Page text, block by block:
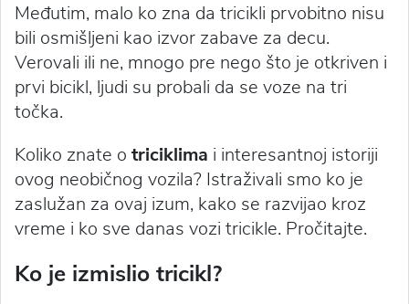
Međutim, malo ko zna da tricikli prvobitno nisu
bili osmišljeni kao izvor zabave za decu.
Verovali ili ne, mnogo pre nego što je otkriven i
prvi bicikl, ljudi su probali da se voze na tri
točka.
Koliko znate o triciklima i interesantnoj istoriji
ovog neobičnog vozila? Istraživali smo ko je
zaslužan za ovaj izum, kako se razvijao kroz
vreme i ko sve danas vozi tricikle. Pročitajte.
Ko je izmislio tricikl?